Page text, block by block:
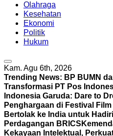
Olahraga
Kesehatan
Ekonomi
Politik
Hukum
Kam. Agu 6th, 2026
Trending News: BP BUMN
Transformasi PT Pos
Indonesia Garuda: Dare to
Penghargaan di Festival Film
Bertolak ke India untuk
Perdagangan BRICS
Kekayaan Intelektual,